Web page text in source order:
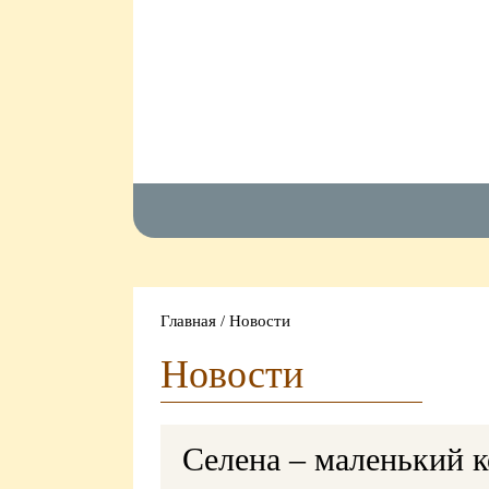
Главная / Новости
Новости
Селена – маленький